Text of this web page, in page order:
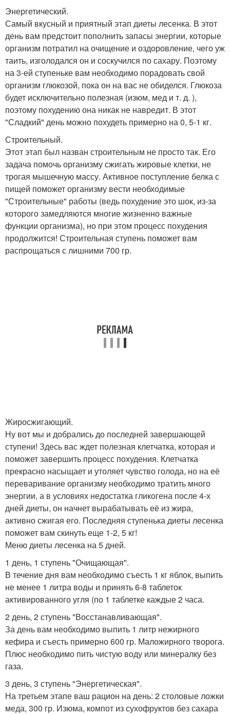
Энергетический.
Самый вкусный и приятный этап диеты лесенка. В этот
день вам предстоит пополнить запасы энергии, которые
организм потратил на очищение и оздоровление, чего уж
таить, изголодался он и соскучился по сахару. Поэтому
на 3-ей ступеньке вам необходимо порадовать свой
организм глюкозой, пока он на вас не обиделся. Глюкоза
будет исключительно полезная (изюм, мед и т. д. ),
поэтому похудению она никак не навредит. В этот
"Сладкий" день можно похудеть примерно на 0, 5-1 кг.
Строительный.
Этот этап был назван строительным не просто так. Его
задача помочь организму сжигать жировые клетки, не
трогая мышечную массу. Активное поступление белка с
пищей поможет организму вести необходимые
"Строительные" работы (ведь похудение это шок, из-за
которого замедляются многие жизненно важные
функции организма), но при этом процесс похудения
продолжится! Строительная ступень поможет вам
распрощаться с лишними 700 гр.
Жиросжигающий.
Ну вот мы и добрались до последней завершающей
ступени! Здесь вас ждет полезная клетчатка, которая и
поможет завершить процесс похудения. Клетчатка
прекрасно насыщает и утоляет чувство голода, но на её
переваривание организму необходимо тратить много
энергии, а в условиях недостатка гликогена после 4-х
дней диеты, он начнет вырабатывать её из жира,
активно сжигая его. Последняя ступенька диеты лесенка
поможет вам скинуть еще 1-2, 5 кг!
Меню диеты лесенка на 5 дней.
1 день, 1 ступень "Очищающая".
В течение дня вам необходимо съесть 1 кг яблок, выпить
не менее 1 литра воды и принять 6-8 таблеток
активированного угля (по 1 таблетке каждые 2 часа.
2 день, 2 ступень "Восстанавливающая".
За день вам необходимо выпить 1 литр нежирного
кефира и съесть примерно 600 гр. Маложирного творога.
Плюс необходимо пить чистую воду или минералку без
газа.
3 день, 3 ступень "Энергетическая".
На третьем этапе ваш рацион на день: 2 столовые ложки
меда, 300 гр. Изюма, компот из сухофруктов без сахара